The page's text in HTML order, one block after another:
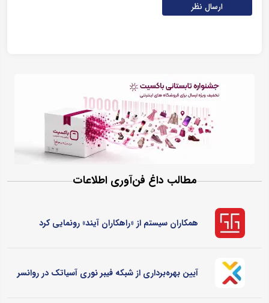
ارسال نظر
مطالب داغ فن‌آوری اطلاعات
همکاران سیستم از «راهکاران آیند» رونمایی کرد
آیین بهره‌برداری از شبکه فیبر نوری آسیاتک در روانسر